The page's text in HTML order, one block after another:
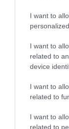
I want to
I want to
related to
device
I want to
related to
I want to
related to
A Martha’s
sem
tartottak attól,
film
helyi
gondokkal is
tengeren még
nehéz volt